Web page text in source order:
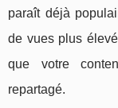
paraît déjà
de vues plus
que votre
repartagé.